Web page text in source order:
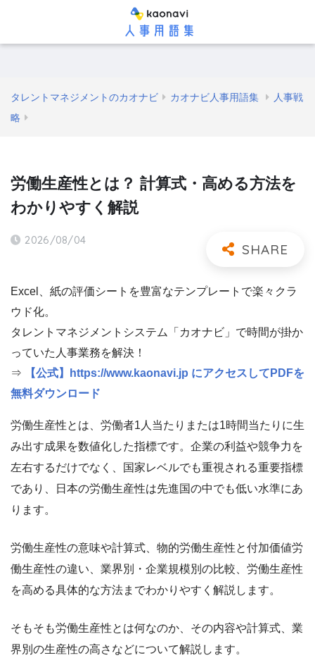
タレントマネジメントのカオナビ カオナビ人事用語集
人事戦
略
労働生産性とは？ 計算式・高める方法を
わかりやすく解説
2026/08/04
Excel、紙の評価シートを豊富なテンプレートで楽々クラ
ウド化。
タレントマネジメントシステム「カオナビ」で時間が掛か
っていた人事業務を解決！
⇒
【公式】https://www.kaonavi.jp にアクセスしてPDFを
無料ダウンロード
労働生産性とは、労働者1人当たりまたは1時間当たりに生
み出す成果を数値化した指標です。企業の利益や競争力を
左右するだけでなく、国家レベルでも重視される重要指標
であり、日本の労働生産性は先進国の中でも低い水準にあ
ります。
労働生産性の意味や計算式、物的労働生産性と付加価値労
働生産性の違い、業界別・企業規模別の比較、労働生産性
を高める具体的な方法までわかりやすく解説します。
そもそも労働生産性とは何なのか、その内容や計算式、業
界別の生産性の高さなどについて解説します。